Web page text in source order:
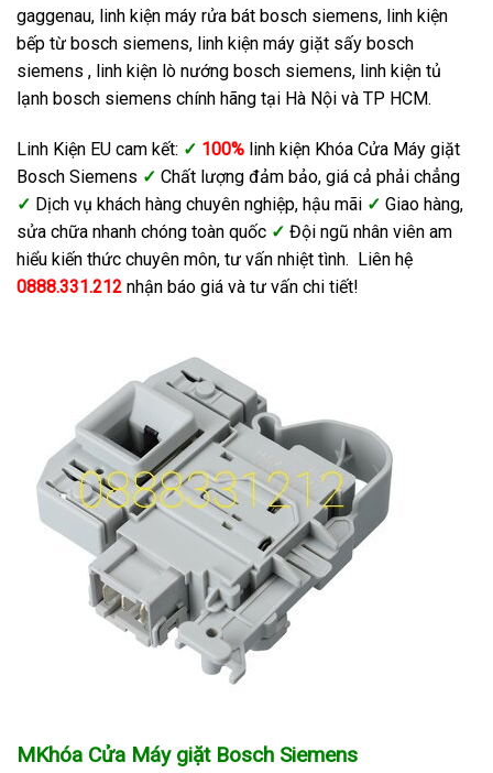
gaggenau, linh kiện máy rửa bát bosch siemens, linh kiện
bếp từ bosch siemens, linh kiện máy giặt sấy bosch
siemens , linh kiện lò nướng bosch siemens, linh kiện tủ
lạnh bosch siemens chính hãng tại Hà Nội và TP HCM.
Linh Kiện EU cam kết: ✓ 100% linh kiện Khóa Cửa Máy giặt
Bosch Siemens ✓ Chất lượng đảm bảo, giá cả phải chẳng
✓ Dịch vụ khách hàng chuyên nghiệp, hậu mãi ✓ Giao hàng,
sửa chữa nhanh chóng toàn quốc ✓ Đội ngũ nhân viên am
hiểu kiến thức chuyên môn, tư vấn nhiệt tình. Liên hệ
0888.331.212 nhận báo giá và tư vấn chi tiết!
MKhóa Cửa Máy giặt Bosch Siemens